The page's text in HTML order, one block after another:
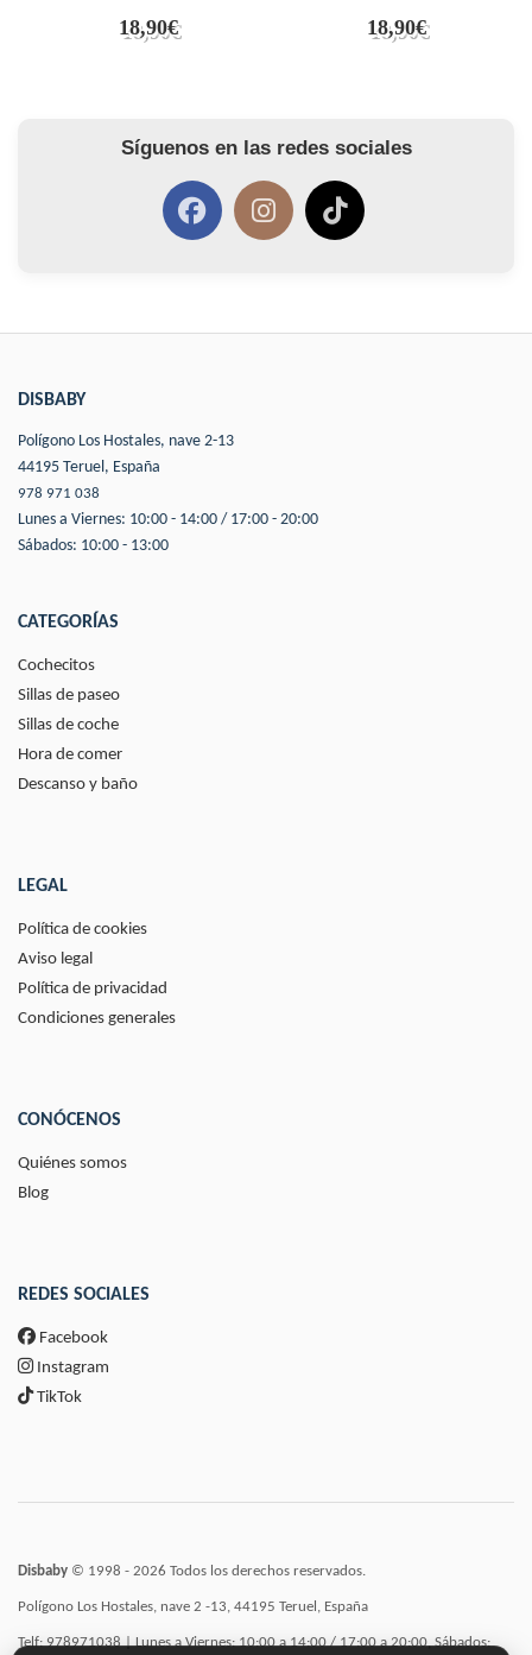
18,90€ 18,90€
Síguenos en las redes sociales
DISBABY
Polígono Los Hostales, nave 2-13
44195 Teruel, España
978 971 038
Lunes a Viernes: 10:00 - 14:00 / 17:00 - 20:00
Sábados: 10:00 - 13:00
CATEGORÍAS
Cochecitos
Sillas de paseo
Sillas de coche
Hora de comer
Descanso y baño
LEGAL
Política de cookies
Aviso legal
Política de privacidad
Condiciones generales
CONÓCENOS
Quiénes somos
Blog
REDES SOCIALES
Facebook
Instagram
TikTok
Disbaby © 1998 - 2026 Todos los derechos reservados.
Polígono Los Hostales, nave 2 -13, 44195 Teruel, España
Telf: 978971038 | Lunes a Viernes: 10:00 a 14:00 / 17:00 a 20:00, Sábados: